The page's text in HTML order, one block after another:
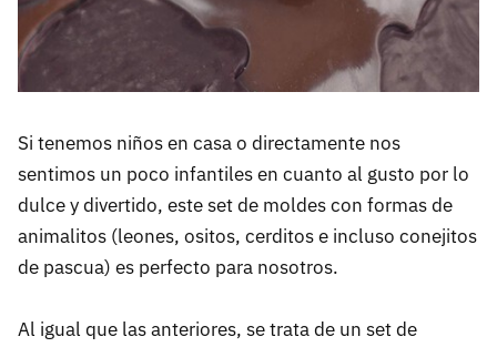
Si tenemos niños en casa o directamente nos
sentimos un poco infantiles en cuanto al gusto por lo
dulce y divertido, este set de moldes con formas de
animalitos (leones, ositos, cerditos e incluso conejitos
de pascua) es perfecto para nosotros.
Al igual que las anteriores, se trata de un set de